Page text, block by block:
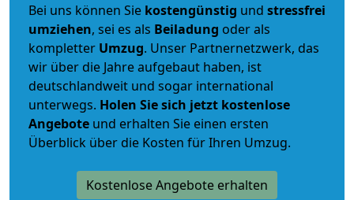
Bei uns können Sie kostengünstig und stressfrei
umziehen, sei es als Beiladung oder als
kompletter Umzug. Unser Partnernetzwerk, das
wir über die Jahre aufgebaut haben, ist
deutschlandweit und sogar international
unterwegs. Holen Sie sich jetzt kostenlose
Angebote und erhalten Sie einen ersten
Überblick über die Kosten für Ihren Umzug.
Kostenlose Angebote erhalten